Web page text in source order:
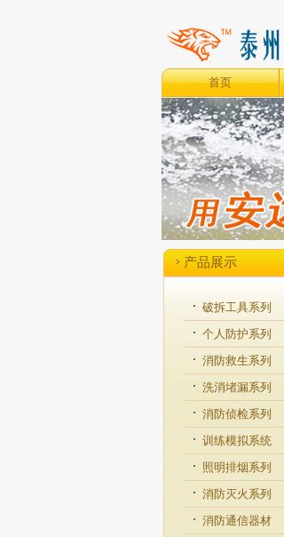
首页
产品展示
破拆工具系列
个人防护系列
消防救生系列
洗消堵漏系列
消防侦检系列
训练模拟系统
照明排烟系列
消防灭火系列
消防通信器材